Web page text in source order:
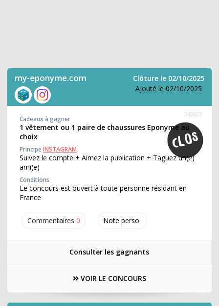
my-eponyme.com
Clôture le 02/10/2025
Ajouté le 02/10/2025
Commentaires 0 Note perso
349827
Cadeaux à gagner
1 vêtement ou 1 paire de chaussures Eponyme au
choix
PrincipeINSTAGRAM
Suivez le compte + Aimez la publication + Taguez un(e)
ami(e)
Conditions
Le concours est ouvert à toute personne résidant en
France
Consulter les gagnants
VOIR LE CONCOURS